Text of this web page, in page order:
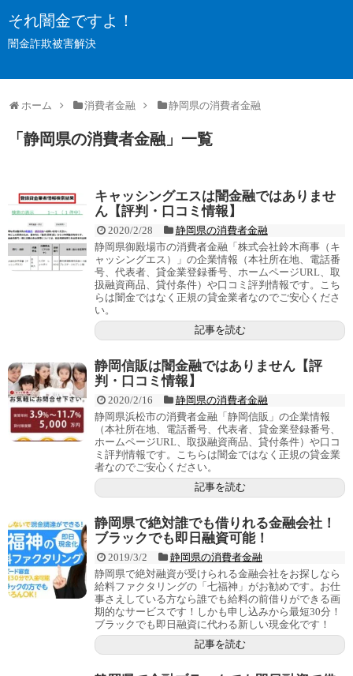
それ闇金ですよ！
闇金詐欺被害解決
ホーム 消費者金融 静岡県の消費者金融
「 静岡県の消費者金融 」 一覧
キャッシングエスは闇金融ではありませ
ん【評判・口コミ情報】
2020/2/28
静岡県の消費者金融
静岡県御殿場市の消費者金融「株式会社鈴木商事（キ
ャッシングエス）」の企業情報（本社所在地、電話番
号、代表者、貸金業登録番号、ホームページURL、取
扱融資商品、貸付条件）や口コミ評判情報です。こち
らは闇金ではなく正規の貸金業者なのでご安心くださ
い。
記事を読む
静岡信販は闇金融ではありません【評
判・口コミ情報】
2020/2/16
静岡県の消費者金融
静岡県浜松市の消費者金融「静岡信販」の企業情報
（本社所在地、電話番号、代表者、貸金業登録番号、
ホームページURL、取扱融資商品、貸付条件）や口コ
ミ評判情報です。こちらは闇金ではなく正規の貸金業
者なのでご安心ください。
記事を読む
静岡県で絶対誰でも借りれる金融会社！
ブラックでも即日融資可能！
2019/3/2
静岡県の消費者金融
静岡県で絶対融資が受けられる金融会社をお探しなら
給料ファクタリングの「七福神」がお勧めです。お仕
事さえしている方なら誰でも給料の前借りができる画
期的なサービスです！しかも申し込みから最短30分！
ブラックでも即日融資に代わる新しい現金化です！
記事を読む